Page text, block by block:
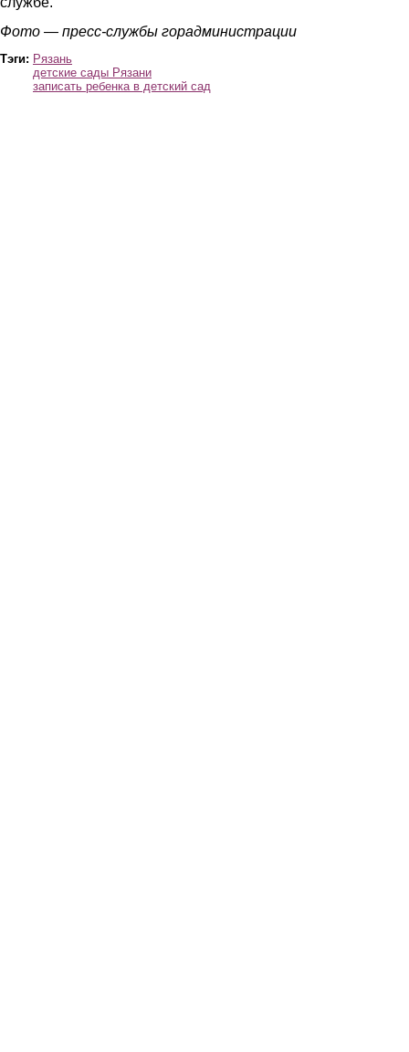
Фото — пресс-службы горадминистрации
Тэги: Рязань
детские сады Рязани
записать ребенка в детский сад